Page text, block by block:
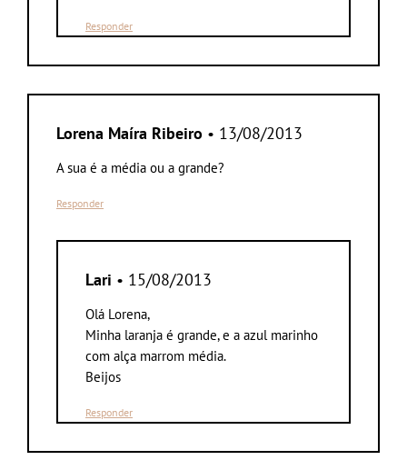
Responder
Lorena Maíra Ribeiro • 13/08/2013
A sua é a média ou a grande?
Responder
Lari • 15/08/2013
Olá Lorena,
Minha laranja é grande, e a azul marinho
com alça marrom média.
Beijos
Responder